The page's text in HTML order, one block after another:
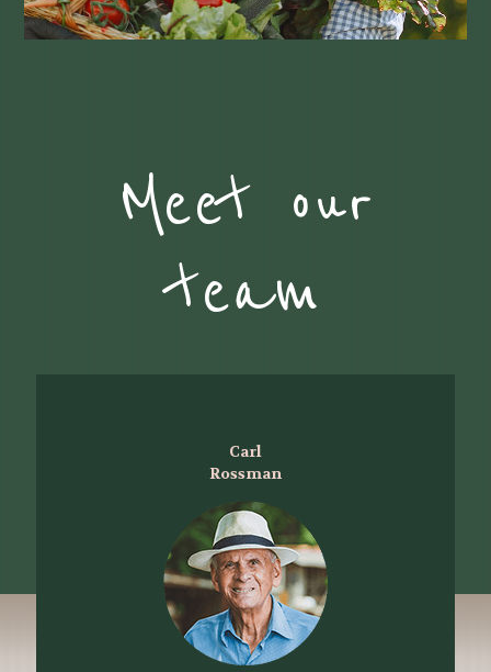
Meet our
team
Carl
Rossman